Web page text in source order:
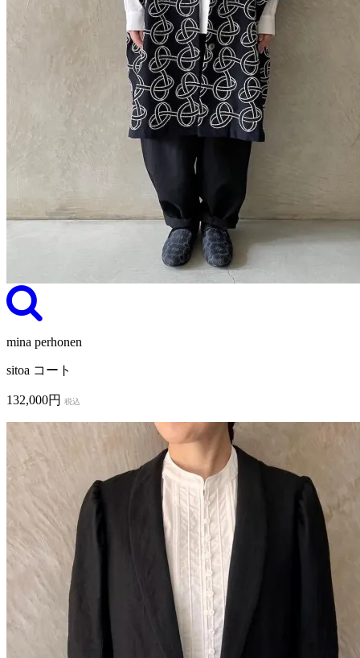
mina perhonen
sitoa コート
132,000円 税込